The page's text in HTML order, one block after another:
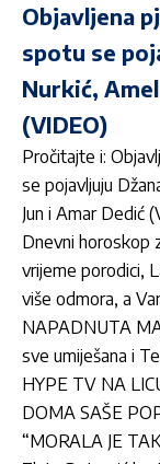
Objavljena
spotu se
Nurkić,
(VIDEO)
Pročitajte i:
se pojavljuju
Jun i Amar Dedić
Dnevni horoskop
vrijeme porodici,
više odmora, a
NAPADNUTA
sve umiješana i
HYPE TV NA
DOMA SAŠE
“MORALA JE